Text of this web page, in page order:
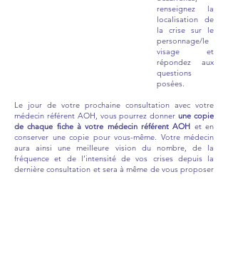
renseignez la
localisation de
la crise sur le
personnage/le
visage et
répondez aux
questions
posées.
Le jour de votre prochaine consultation avec votre
médecin référent AOH, vous pourrez donnerune copie
de chaque fiche à votre médecin référent AOH et en
conserver une copie pour vous-même. Votre médecin
aura ainsi une meilleure vision du nombre, de la
fréquence et de l’intensité de vos crises depuis la
dernière consultation et sera à même de vous proposer